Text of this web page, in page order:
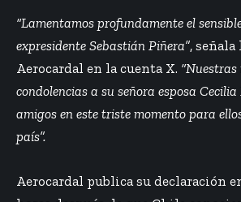
“Lamentamos profundamente el
expresidente Sebastián Piñera”,
Aerocardal en la cuenta X.
condolencias a su señora esposa
amigos en este triste momento para
país”.
Aerocardal publica su declaración